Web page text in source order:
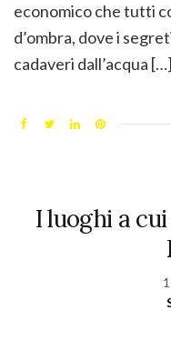
economico che tutti
d’ombra, dove i
cadaveri dall’acqua […]
I luoghi a